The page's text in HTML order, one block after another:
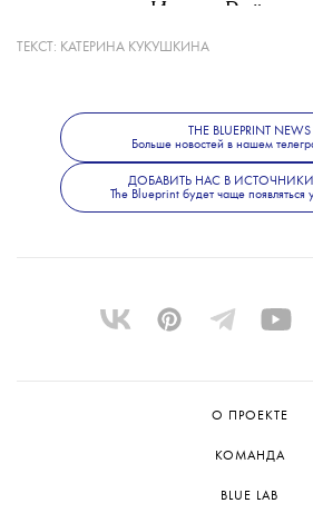
танцовщица Ивонн Райнер
деятели искусств.
В апреле также была
художников имени
во Флориде — ее купил
за 45 млн долларов. Сделка
ТЕКСТ: КАТЕРИНА КУКУШКИНА
THE BLUEPRINT NEWS
Больше новостей в нашем
ДОБАВИТЬ НАС В ИСТОЧНИКИ
The Blueprint будет чаще появляться
О ПРОЕКТЕ
КОМАНДА
BLUE LAB